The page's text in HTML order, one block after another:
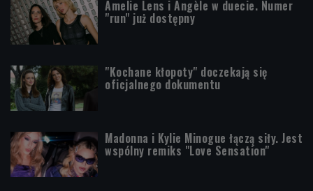
Amelie Lens i Angèle w duecie. Numer
"run" już dostępny
"Kochane kłopoty" doczekają się
oficjalnego dokumentu
Madonna i Kylie Minogue łączą siły. Jest
wspólny remiks "Love Sensation"